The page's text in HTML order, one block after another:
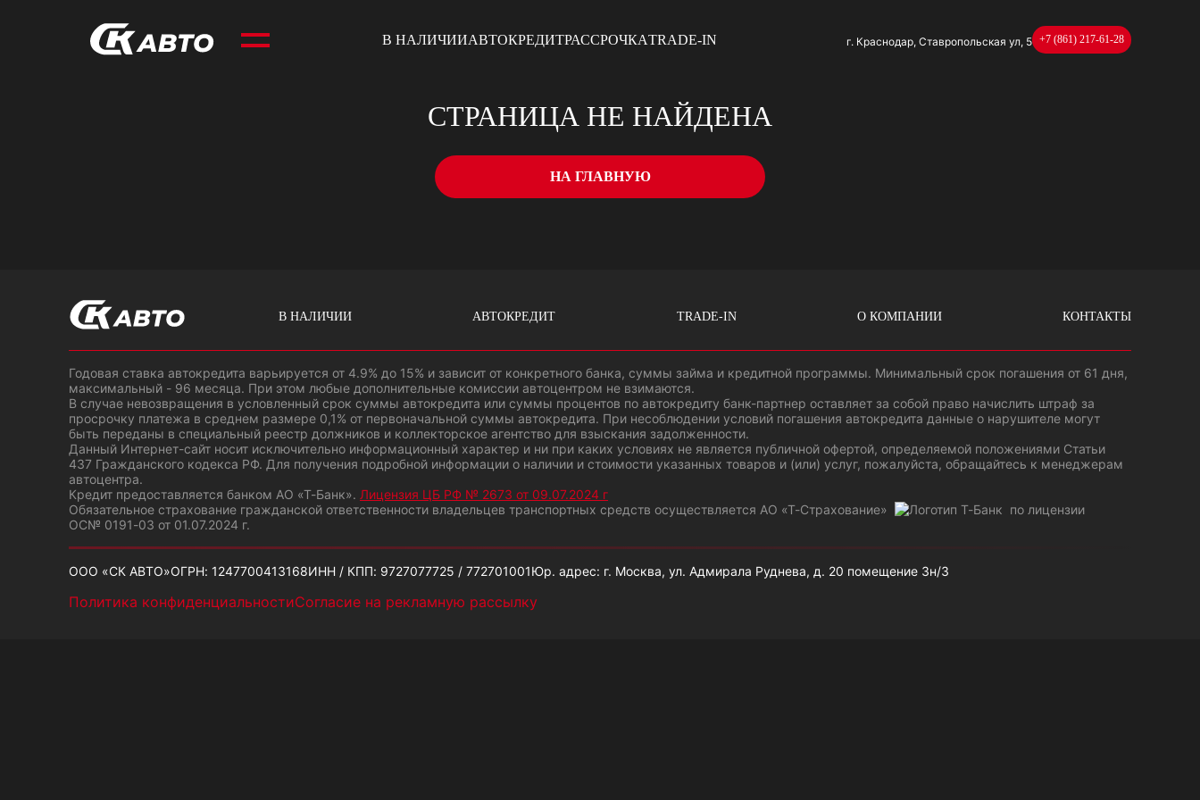
В НАЛИЧИИАВТОКРЕДИТРАССРОЧКАTRADE-IN г. Краснодар, Ставропольская ул, 5 +7 (861) 217-61-28
СТРАНИЦА НЕ НАЙДЕНА
НА ГЛАВНУЮ
В НАЛИЧИИ АВТОКРЕДИТ TRADE-IN О КОМПАНИИ КОНТАКТЫ
Годовая ставка автокредита варьируется от 4.9% до 15% и зависит от конкретного банка, суммы займа и кредитной программы. Минимальный срок погашения от 61 дня,
максимальный - 96 месяца. При этом любые дополнительные комиссии автоцентром не взимаются.
В случае невозвращения в условленный срок суммы автокредита или суммы процентов по автокредиту банк-партнер оставляет за собой право начислить штраф за
просрочку платежа в среднем размере 0,1% от первоначальной суммы автокредита. При несоблюдении условий погашения автокредита данные о нарушителе могут
быть переданы в специальный реестр должников и коллекторское агентство для взыскания задолженности.
Данный Интернет-сайт носит исключительно информационный характер и ни при каких условиях не является публичной офертой, определяемой положениями Статьи
437 Гражданского кодекса РФ. Для получения подробной информации о наличии и стоимости указанных товаров и (или) услуг, пожалуйста, обращайтесь к менеджерам
автоцентра.
Кредит предоставляется банком АО «Т-Банк». Лицензия ЦБ РФ № 2673 от 09.07.2024 г
Обязательное страхование гражданской ответственности владельцев транспортных средств осуществляется АО «Т-Страхование»
по лицензии
ОС№ 0191-03 от 01.07.2024 г.
ООО «СК АВТО»ОГРН: 1247700413168ИНН / КПП: 9727077725 / 772701001Юр. адрес: г. Москва, ул. Адмирала Руднева, д. 20 помещение 3н/3
Политика конфиденциальностиСогласие на рекламную рассылку